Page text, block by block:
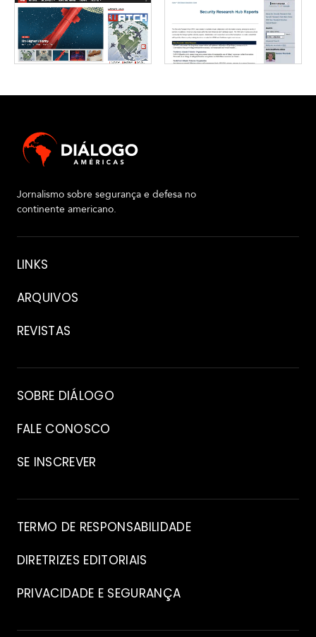
Jornalismo sobre segurança e defesa no
continente americano.
Sobre
LINKS
ARQUIVOS
REVISTAS
Arquivo
SOBRE DIÁLOGO
FALE CONOSCO
SE INSCREVER
Contato
TERMO DE RESPONSABILIDADE
DIRETRIZES EDITORIAIS
PRIVACIDADE E SEGURANÇA